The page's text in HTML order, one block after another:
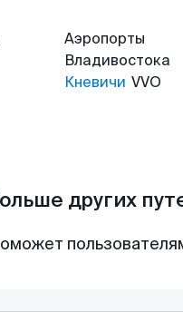
Аэропорты
Владивостока
Кневичи VVO
других